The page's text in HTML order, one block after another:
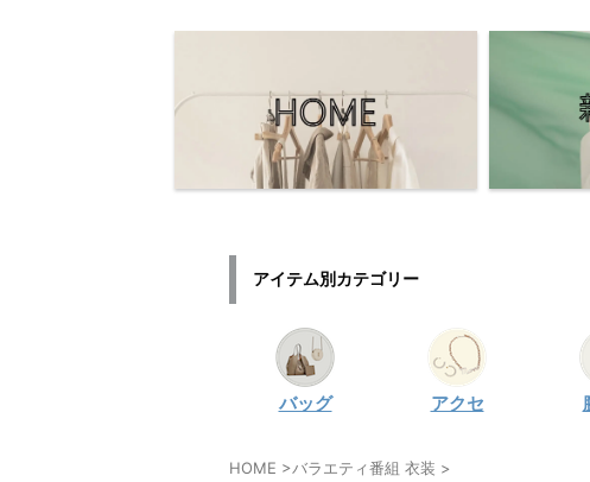
アイテム別カテゴリー
バッグ アクセ
HOME >バラエティ番組 衣装 >